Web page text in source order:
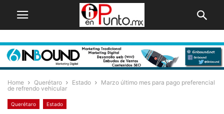
Home Querétaro Estado
Marzo último mes para pago preferencial
de refrendo vehicular
Querétaro Estado